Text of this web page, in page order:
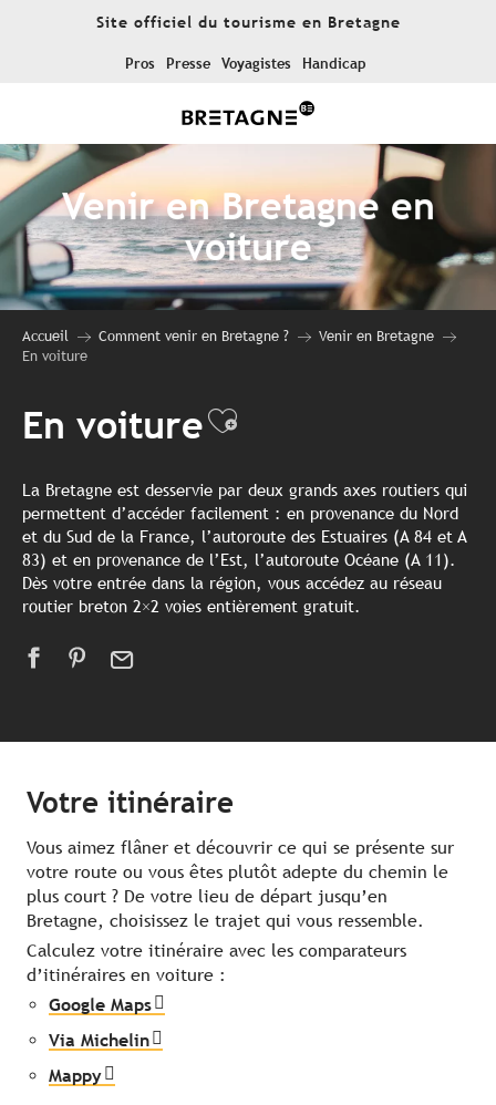
Site officiel du tourisme en Bretagne
Pros Presse Voyagistes Handicap
Venir en Bretagne en
voiture
Accueil Comment venir en Bretagne ?
Venir en Bretagne
En voiture
En voitureAjouter aux
La Bretagne est desservie par deux grands axes routiers qui
permettent d’accéder facilement : en provenance du Nord
et du Sud de la France, l’autoroute des Estuaires (A 84 et A
83) et en provenance de l’Est, l’autoroute Océane (A 11).
Dès votre entrée dans la région, vous accédez au réseau
routier breton 2×2 voies entièrement gratuit.
Votre itinéraire
Vous aimez flâner et découvrir ce qui se présente sur
votre route ou vous êtes plutôt adepte du chemin le
plus court ? De votre lieu de départ jusqu’en
Bretagne, choisissez le trajet qui vous ressemble.
Calculez votre itinéraire avec les comparateurs
d’itinéraires en voiture :
Google Maps
Via Michelin
Mappy